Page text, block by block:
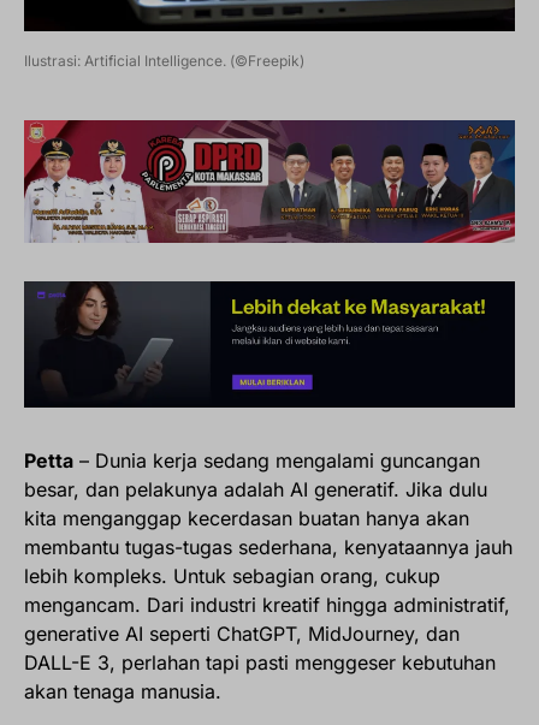
Ilustrasi: Artificial Intelligence. (©Freepik)
Petta – Dunia kerja sedang mengalami guncangan
besar, dan pelakunya adalah AI generatif. Jika dulu
kita menganggap kecerdasan buatan hanya akan
membantu tugas-tugas sederhana, kenyataannya jauh
lebih kompleks. Untuk sebagian orang, cukup
mengancam. Dari industri kreatif hingga administratif,
generative AI seperti ChatGPT, MidJourney, dan
DALL-E 3, perlahan tapi pasti menggeser kebutuhan
akan tenaga manusia.